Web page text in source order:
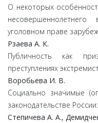
О некоторых
уголовном праве
Рзаева А. К.
Публичность как
преступлениях
Воробьева И. В.
Социально значимые
законодательстве
Степичева А. А.,